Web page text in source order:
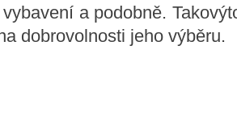
a podobně.
dobrovolnosti jeho výběru.